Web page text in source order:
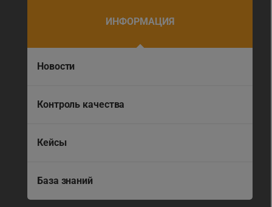
ИНФОРМАЦИЯ
Новости
Контроль качества
Кейсы
База знаний